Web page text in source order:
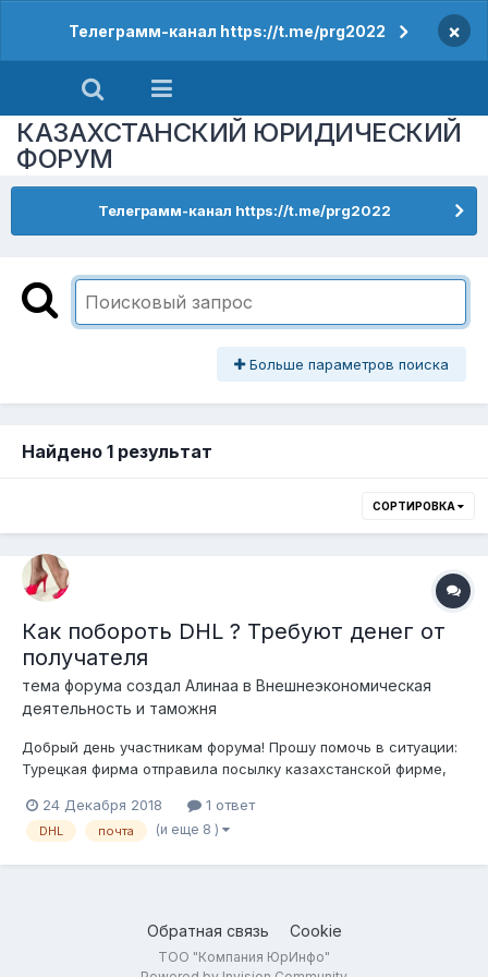
Телеграмм-канал https://t.me/prg2022 ×
КАЗАХСТАНСКИЙ ЮРИДИЧЕСКИЙ
ФОРУМ
Телеграмм-канал https://t.me/prg2022
Больше параметров поиска
Найдено 1 результат
СОРТИРОВКА
Как побороть DHL ? Требуют денег от
получателя
тема форума создал Алинаа в Внешнеэкономическая
деятельность и таможня
Добрый день участникам форума! Прошу помочь в ситуации:
Турецкая фирма отправила посылку казахстанской фирме,
сообщает получателю, что посылка поступила и ее надо
растамаживать, понятно, что пошлины нет, но предлагают
24 Декабря 2018 1 ответ
DHL почта (и еще 8 )
Обратная связь Cookie
ТОО "Компания ЮрИнфо"